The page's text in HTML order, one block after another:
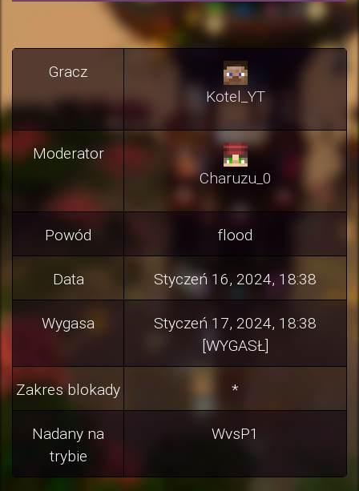
Gracz
Kotel_YT
Moderator
Charuzu_0
Powód flood
Data Styczeń 16, 2024, 18:38
Wygasa
Styczeń 17, 2024, 18:38
[WYGASŁ]
Zakres blokady *
Nadany na
trybie
WvsP1